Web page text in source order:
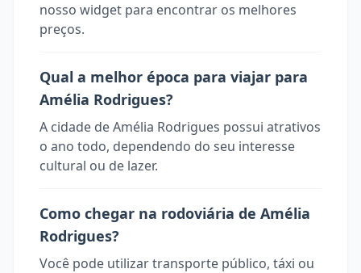
nosso widget para encontrar os melhores
preços.
Qual a melhor época para viajar para
Amélia Rodrigues?
A cidade de Amélia Rodrigues possui atrativos
o ano todo, dependendo do seu interesse
cultural ou de lazer.
Como chegar na rodoviária de Amélia
Rodrigues?
Você pode utilizar transporte público, táxi ou